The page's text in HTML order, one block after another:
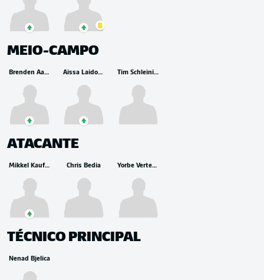
MEIO-CAMPO
Brenden Aaronson Aissa Laidouni Tim Schleinitz
ATACANTE
Mikkel Kaufmann Chris Bedia Yorbe Vertessen
TÉCNICO PRINCIPAL
Nenad Bjelica